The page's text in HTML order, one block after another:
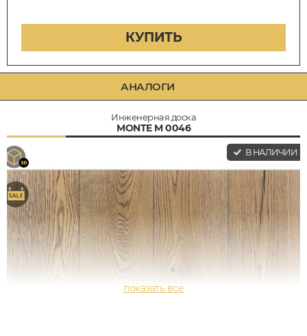
КУПИТЬ
АНАЛОГИ
Инженерная доска
MONTE M 0046
В НАЛИЧИИ